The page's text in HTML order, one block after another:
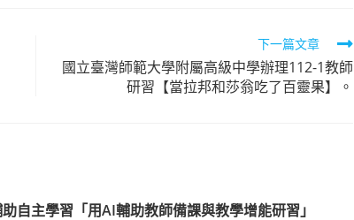
下一篇文章
國立臺灣師範大學附屬高級中學辦理112-1教師
研習【當拉邦和莎翁吃了百靈果】。
自主學習「用AI輔助教師備課與教學增能研習」